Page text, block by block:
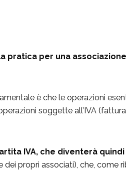
pratica per una
è che le operazioni
soggette all’IVA
IVA, che diventerà
propri associati), che, come